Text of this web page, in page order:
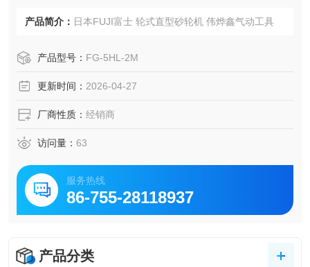
产品简介： 日本FUJI富士 轮式直型砂轮机 伟烨鑫气动工具
产品型号： FG-5HL-2M
更新时间： 2026-04-27
厂商性质： 经销商
访问量： 63
服务热线
86-755-28118937
产品分类